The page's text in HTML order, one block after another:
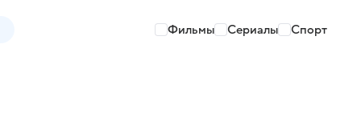
Фильмы Сериалы Спорт